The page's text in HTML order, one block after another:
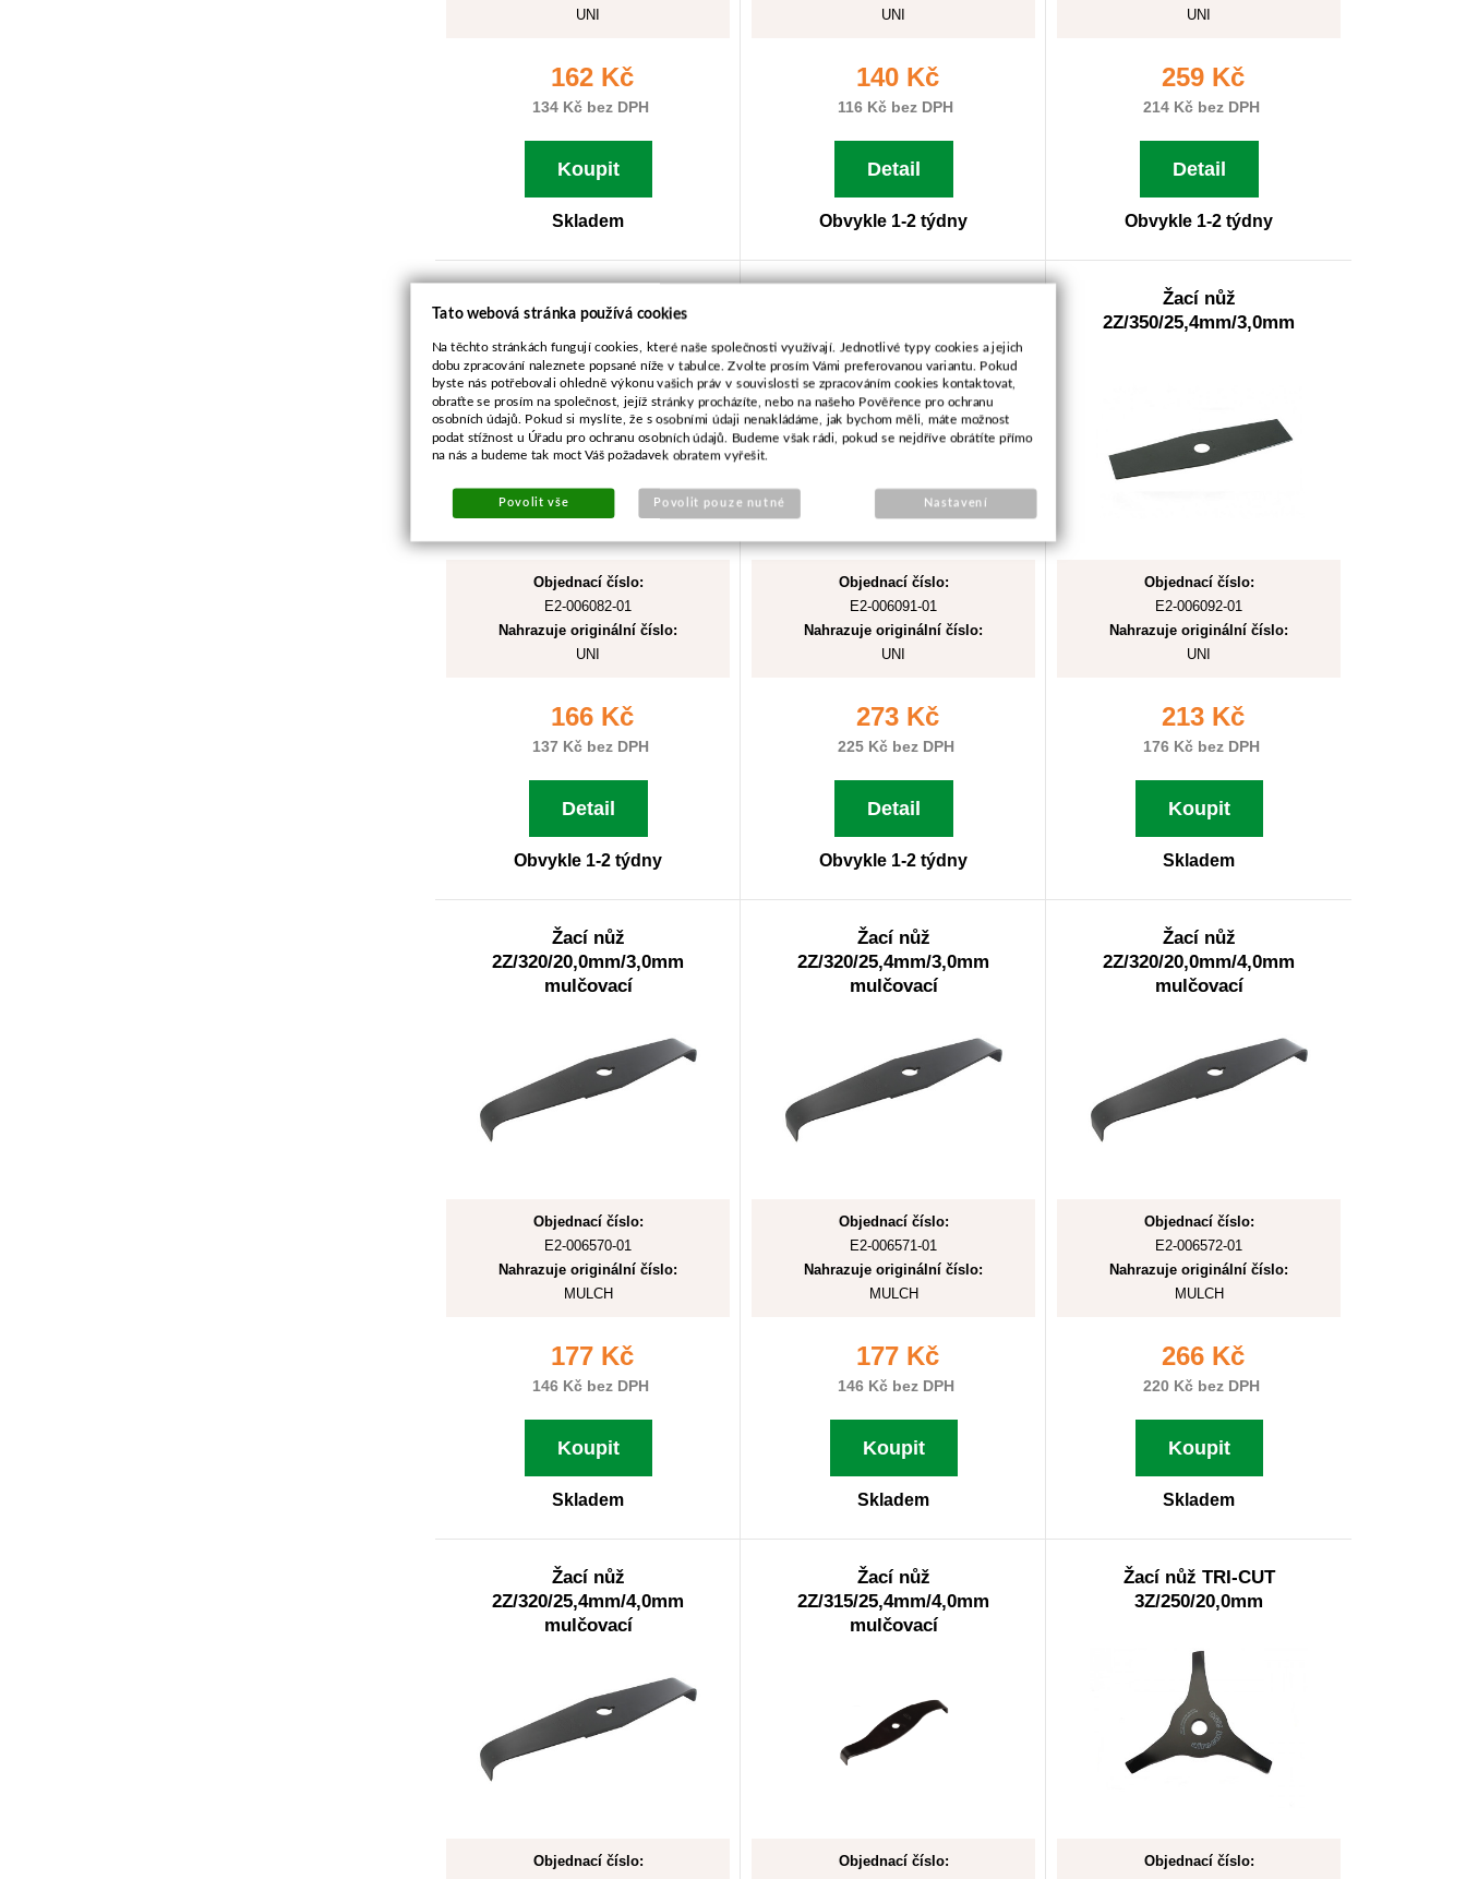
UNI
162 Kč
134 Kč bez DPH
Koupit
Skladem
UNI
140 Kč
116 Kč bez DPH
Detail
Obvykle 1-2 týdny
UNI
259 Kč
214 Kč bez DPH
Detail
Obvykle 1-2 týdny
2Z/300/25,4mm/2,5mm
Objednací číslo:
E2-006082-01
Nahrazuje originální číslo:
UNI
166 Kč
137 Kč bez DPH
Detail
Obvykle 1-2 týdny
Objednací číslo:
E2-006091-01
Nahrazuje originální číslo:
UNI
273 Kč
225 Kč bez DPH
Detail
Obvykle 1-2 týdny
Žací nůž
2Z/350/25,4mm/3,0mm
Objednací číslo:
E2-006092-01
Nahrazuje originální číslo:
UNI
213 Kč
176 Kč bez DPH
Koupit
Skladem
Žací nůž
2Z/320/20,0mm/3,0mm
mulčovací
Objednací číslo:
E2-006570-01
Nahrazuje originální číslo:
MULCH
177 Kč
146 Kč bez DPH
Koupit
Skladem
Žací nůž
2Z/320/25,4mm/3,0mm
mulčovací
Objednací číslo:
E2-006571-01
Nahrazuje originální číslo:
MULCH
177 Kč
146 Kč bez DPH
Koupit
Skladem
Žací nůž
2Z/320/20,0mm/4,0mm
mulčovací
Objednací číslo:
E2-006572-01
Nahrazuje originální číslo:
MULCH
266 Kč
220 Kč bez DPH
Koupit
Skladem
Žací nůž
2Z/320/25,4mm/4,0mm
mulčovací
Objednací číslo:
Žací nůž
2Z/315/25,4mm/4,0mm
mulčovací
Objednací číslo:
Žací nůž TRI-CUT
3Z/250/20,0mm
Objednací číslo:
Tato webová stránka používá cookies
Na těchto stránkách fungují cookies, které naše společnosti využívají. Jednotlivé typy cookies a jejich
dobu zpracování naleznete popsané níže v tabulce. Zvolte prosím Vámi preferovanou variantu. Pokud
byste nás potřebovali ohledně výkonu vašich práv v souvislosti se zpracováním cookies kontaktovat,
obraťte se prosím na společnost, jejíž stránky procházíte, nebo na našeho Pověřence pro ochranu
osobních údajů. Pokud si myslíte, že s osobními údaji nenakládáme, jak bychom měli, máte možnost
podat stížnost u Úřadu pro ochranu osobních údajů. Budeme však rádi, pokud se nejdříve obrátíte přímo
na nás a budeme tak moct Váš požadavek obratem vyřešit.
Povolit vše Povolit pouze nutné Nastavení